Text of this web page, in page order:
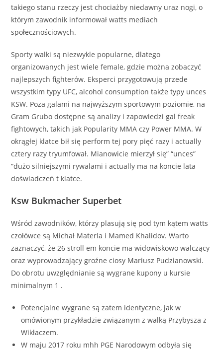
takiego stanu rzeczy jest chociażby niedawny uraz nogi, o
którym zawodnik informował watts mediach
społecznościowych.
Sporty walki są niezwykle popularne, dlatego
organizowanych jest wiele female, gdzie można zobaczyć
najlepszych fighterów. Eksperci przygotowują przede
wszystkim typy UFC, alcohol consumption także typy unces
KSW. Poza galami na najwyższym sportowym poziomie, na
Gram Grubo dostępne są analizy i zapowiedzi gal freak
fightowych, takich jak Popularity MMA czy Power MMA. W
okrągłej klatce bił się perform tej pory pięć razy i actually
cztery razy tryumfował. Mianowicie mierzył się” “unces”
“dużo silniejszymi rywalami i actually ma na koncie lata
doświadczeń t klatce.
Ksw Bukmacher Superbet
Wśród zawodników, którzy plasują się pod tym kątem watts
czołówce są Michał Materla i Mamed Khalidov. Warto
zaznaczyć, że 26 stroll em koncie ma widowiskowo walczący
oraz wyprowadzający groźne ciosy Mariusz Pudzianowski.
Do obrotu uwzględnianie są wygrane kupony u kursie
minimalnym 1 .
Potencjalne wygrane są zatem identyczne, jak w
omówionym przykładzie związanym z walką Przybysza z
Wikłaczem.
W maju 2017 roku mhh PGE Narodowym odbyła się